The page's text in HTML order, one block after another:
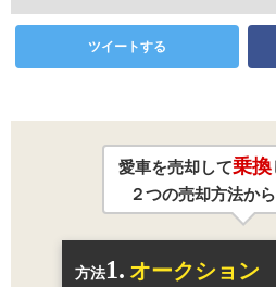
ツイートする
愛車を売却して乗換
２つの売却方法か
方法1. オークション